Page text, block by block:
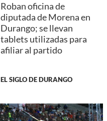
Roban oficina de
diputada de Morena en
Durango; se llevan
tablets utilizadas para
afiliar al partido
EL SIGLO DE DURANGO